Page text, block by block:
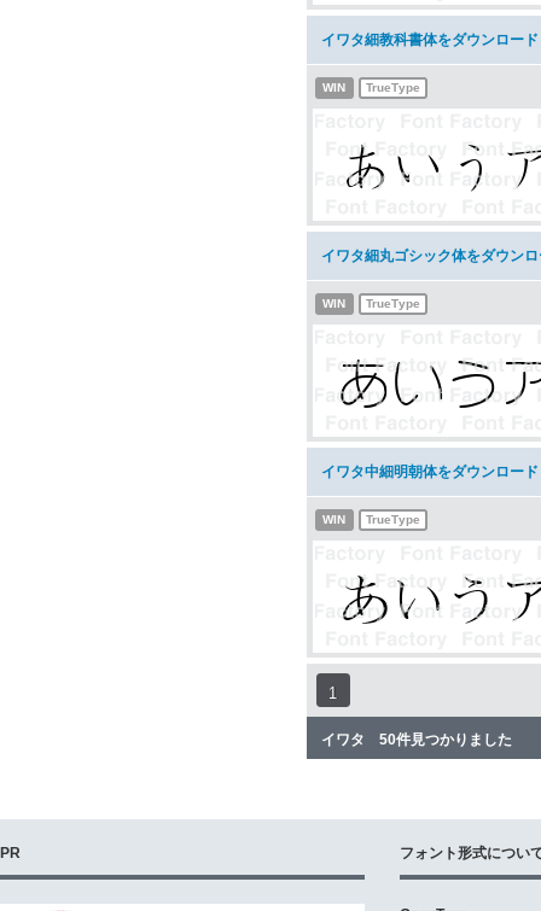
イワタ細教科書体をダウンロード
WIN TrueType
イワタ細丸ゴシック体をダウン
WIN TrueType
イワタ中細明朝体をダウンロード
WIN TrueType
1
イワタ 50件見つかりました
PR フォント形式につい